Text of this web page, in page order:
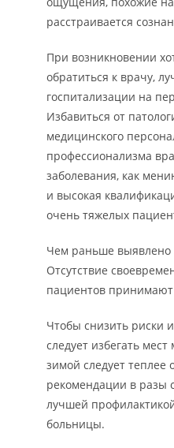
расстраивается
При возникновении
обратиться к врачу,
госпитализации на
Избавиться от
медицинского
профессионализма
заболевания, как
и высокая
очень тяжелых
Чем раньше выявлено
Отсутствие
пациентов принимают
Чтобы снизить риски
следует избегать
зимой следует теплее
рекомендации в разы
лучшей
больницы.